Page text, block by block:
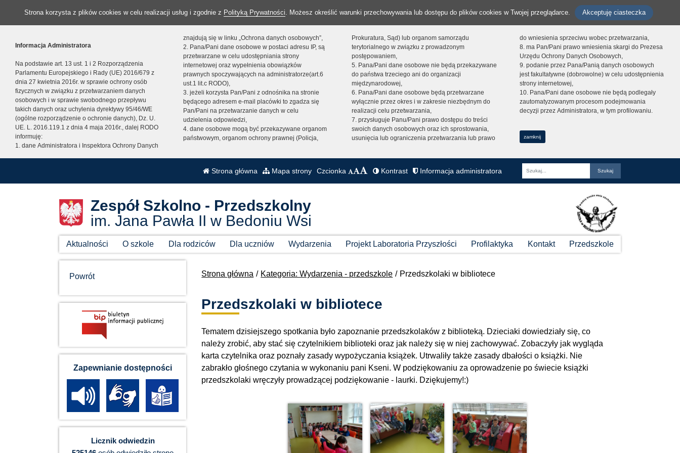
Strona korzysta z plików cookies w celu realizacji usług i zgodnie z Polityką Prywatności. Możesz określić warunki przechowywania lub dostępu do plików cookies w Twojej przeglądarce. Akceptuję ciasteczka
Informacja Administratora
Na podstawie art. 13 ust. 1 i 2 Rozporządzenia
Parlamentu Europejskiego i Rady (UE) 2016/679 z
dnia 27 kwietnia 2016r. w sprawie ochrony osób
fizycznych w związku z przetwarzaniem danych
osobowych i w sprawie swobodnego przepływu
takich danych oraz uchylenia dyrektywy 95/46/WE
(ogólne rozporządzenie o ochronie danych), Dz. U.
UE. L. 2016.119.1 z dnia 4 maja 2016r., dalej RODO
informuję:
1. dane Administratora i Inspektora Ochrony Danych
znajdują się w linku „Ochrona danych osobowych”,
2. Pana/Pani dane osobowe w postaci adresu IP, są
przetwarzane w celu udostępniania strony
internetowej oraz wypełnienia obowiązków
prawnych spoczywających na administratorze(art.6
ust.1 lit.c RODO),
3. jeżeli korzysta Pan/Pani z odnośnika na stronie
będącego adresem e-mail placówki to zgadza się
Pan/Pani na przetwarzanie danych w celu
udzielenia odpowiedzi,
4. dane osobowe mogą być przekazywane organom
państwowym, organom ochrony prawnej (Policja,
Prokuratura, Sąd) lub organom samorządu
terytorialnego w związku z prowadzonym
postępowaniem,
5. Pana/Pani dane osobowe nie będą przekazywane
do państwa trzeciego ani do organizacji
międzynarodowej,
6. Pana/Pani dane osobowe będą przetwarzane
wyłącznie przez okres i w zakresie niezbędnym do
realizacji celu przetwarzania,
7. przysługuje Panu/Pani prawo dostępu do treści
swoich danych osobowych oraz ich sprostowania,
usunięcia lub ograniczenia przetwarzania lub prawo
do wniesienia sprzeciwu wobec przetwarzania,
8. ma Pan/Pani prawo wniesienia skargi do Prezesa
Urzędu Ochrony Danych Osobowych,
9. podanie przez Pana/Panią danych osobowych
jest fakultatywne (dobrowolne) w celu udostępnienia
strony internetowej,
10. Pana/Pani dane osobowe nie będą podlegały
zautomatyzowanym procesom podejmowania
decyzji przez Administratora, w tym profilowaniu.
zamknij
Strona główna Mapa strony Czcionka Kontrast Informacja administratora
Fraza
Zespół Szkolno - Przedszkolny
im. Jana Pawła II w Bedoniu Wsi
Aktualności O szkole Dla rodziców Dla uczniów Wydarzenia Projekt Laboratoria Przyszłości Profilaktyka Kontakt Przedszkole
Strona główna Kategoria: Wydarzenia - przedszkole Przedszkolaki w bibliotece
Przedszkolaki w bibliotece
Tematem dzisiejszego spotkania było zapoznanie przedszkolaków z biblioteką. Dzieciaki dowiedziały się, co
należy zrobić, aby stać się czytelnikiem biblioteki oraz jak należy się w niej zachowywać. Zobaczyły jak wygląda
karta czytelnika oraz poznały zasady wypożyczania książek. Utrwaliły także zasady dbałości o książki. Nie
zabrakło głośnego czytania w wykonaniu pani Kseni. W podziękowaniu za oprowadzenie po świecie książki
przedszkolaki wręczyły prowadzącej podziękowanie - laurki. Dziękujemy!:)
Powrót
Zapewnianie dostępności
Licznik odwiedzin